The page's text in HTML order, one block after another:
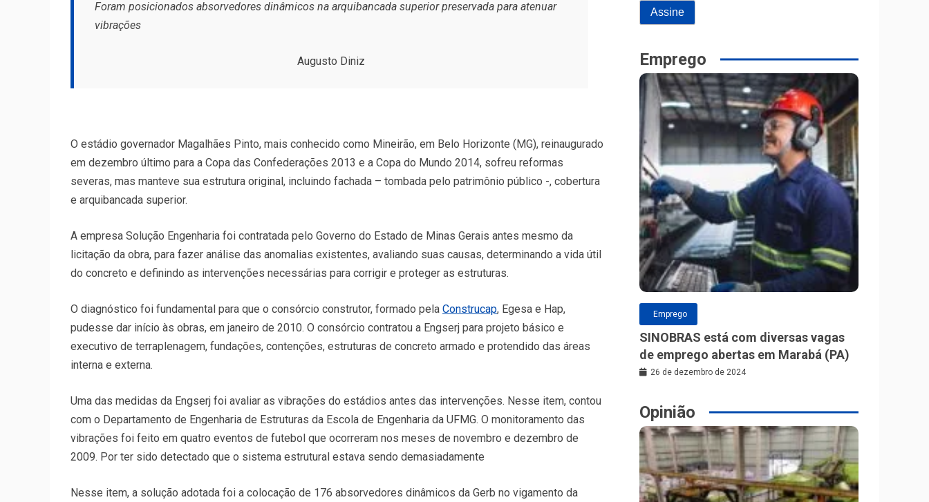
Foram posicionados absorvedores dinâmicos na arquibancada superior preservada para atenuar
vibrações
Augusto Diniz
O estádio governador Magalhães Pinto, mais conhecido como Mineirão, em Belo Horizonte (MG), reinaugurado
em dezembro último para a Copa das Confederações 2013 e a Copa do Mundo 2014, sofreu reformas
severas, mas manteve sua estrutura original, incluindo fachada – tombada pelo patrimônio público -, cobertura
e arquibancada superior.
A empresa Solução Engenharia foi contratada pelo Governo do Estado de Minas Gerais antes mesmo da
licitação da obra, para fazer análise das anomalias existentes, avaliando suas causas, determinando a vida útil
do concreto e definindo as intervenções necessárias para corrigir e proteger as estruturas.
O diagnóstico foi fundamental para que o consórcio construtor, formado pela Construcap, Egesa e Hap,
pudesse dar início às obras, em janeiro de 2010. O consórcio contratou a Engserj para projeto básico e
executivo de terraplenagem, fundações, contenções, estruturas de concreto armado e protendido das áreas
interna e externa.
Uma das medidas da Engserj foi avaliar as vibrações do estádios antes das intervenções. Nesse item, contou
com o Departamento de Engenharia de Estruturas da Escola de Engenharia da UFMG. O monitoramento das
vibrações foi feito em quatro eventos de futebol que ocorreram nos meses de novembro e dezembro de
2009. Por ter sido detectado que o sistema estrutural estava sendo demasiadamente
Nesse item, a solução adotada foi a colocação de 176 absorvedores dinâmicos da Gerb no vigamento da
Emprego
Emprego
SINOBRAS está com diversas vagas
de emprego abertas em Marabá (PA)
26 de dezembro de 2024
Opinião